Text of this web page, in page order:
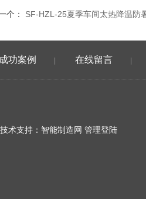
个： SF-HZL-25夏季车间太热降温防
成功案例 在线留言
技术支持： 智能制造网 管理登陆